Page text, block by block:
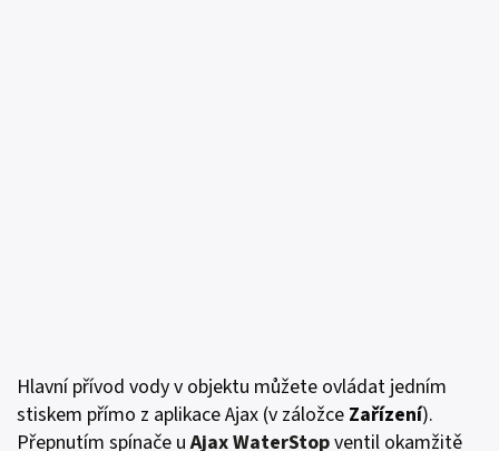
Hlavní přívod vody v objektu můžete ovládat jedním
stiskem přímo z aplikace Ajax (v záložce Zařízení).
Přepnutím spínače uAjax WaterStopventil okamžitě